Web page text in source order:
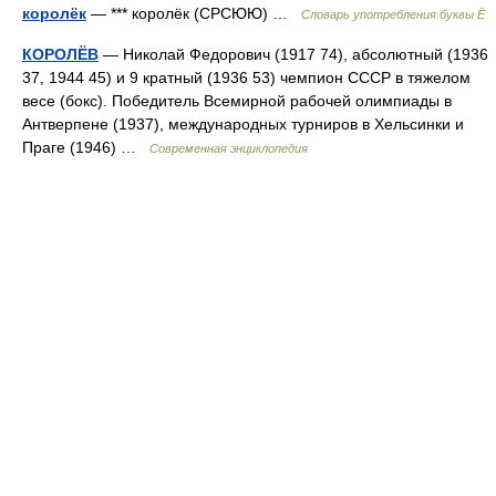
королёк — *** королёк (СРСЮЮ) … Словарь употребления буквы Ё
КОРОЛЁВ — Николай Федорович (1917 74), абсолютный (1936
37, 1944 45) и 9 кратный (1936 53) чемпион СССР в тяжелом
весе (бокс). Победитель Всемирной рабочей олимпиады в
Антверпене (1937), международных турниров в Хельсинки и
Праге (1946) …
Современная энциклопедия